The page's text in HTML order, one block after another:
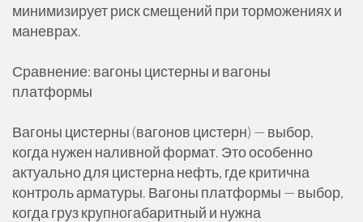
минимизирует риск смещений при торможениях и
маневрах.
Сравнение: вагоны цистерны и вагоны
платформы
Вагоны цистерны (вагонов цистерн) — выбор,
когда нужен наливной формат. Это особенно
актуально для цистерна нефть, где критична
контроль арматуры. Вагоны платформы — выбор,
когда груз крупногабаритный и нужна